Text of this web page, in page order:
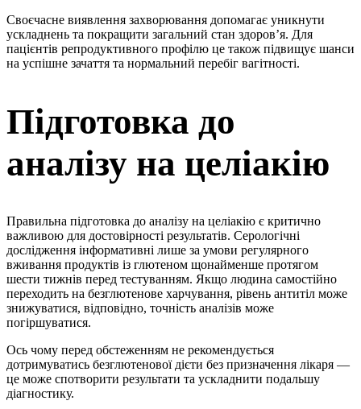
Своєчасне виявлення захворювання допомагає уникнути
ускладнень та покращити загальний стан здоров’я. Для
пацієнтів репродуктивного профілю це також підвищує шанси
на успішне зачаття та нормальний перебіг вагітності.
Підготовка до
аналізу на целіакію
Правильна підготовка до аналізу на целіакію є критично
важливою для достовірності результатів. Серологічні
дослідження інформативні лише за умови регулярного
вживання продуктів із глютеном щонайменше протягом
шести тижнів перед тестуванням. Якщо людина самостійно
переходить на безглютенове харчування, рівень антитіл може
знижуватися, відповідно, точність аналізів може
погіршуватися.
Ось чому перед обстеженням не рекомендується
дотримуватись безглютенової дієти без призначення лікаря —
це може спотворити результати та ускладнити подальшу
діагностику.